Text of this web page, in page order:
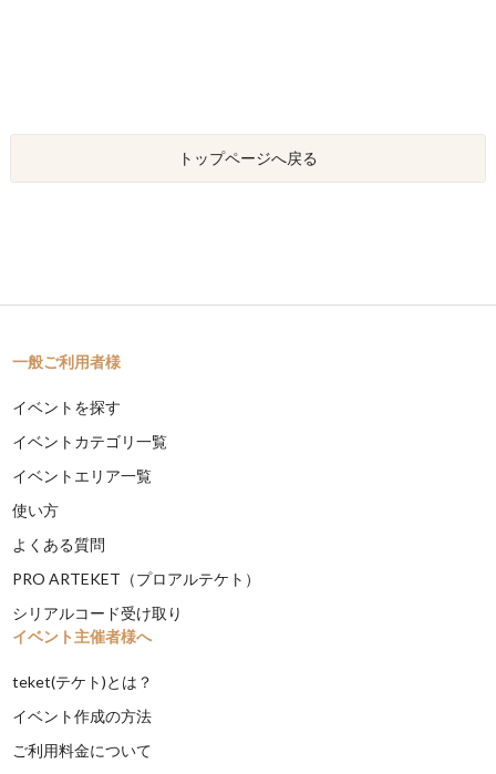
トップページへ戻る
一般ご利用者様
イベントを探す
イベントカテゴリ一覧
イベントエリア一覧
使い方
よくある質問
PRO ARTEKET（プロアルテケト）
シリアルコード受け取り
イベント主催者様へ
teket(テケト)とは？
イベント作成の方法
ご利用料金について